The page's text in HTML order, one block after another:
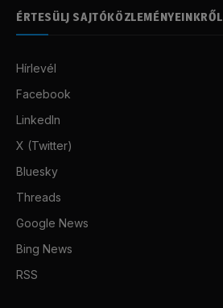
ÉRTESÜLJ SAJTÓKÖZLEMÉNYEINKRŐL
Hírlevél
Facebook
LinkedIn
X (Twitter)
Bluesky
Threads
Google News
Bing News
RSS